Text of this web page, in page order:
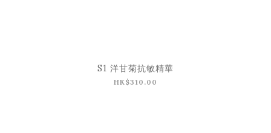
S1 洋甘菊抗敏精華
HK$310.00